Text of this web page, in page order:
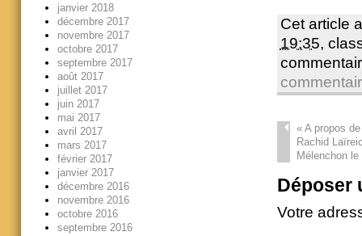
Cet article
19:35,
«A propos de
Rachid
Mélenchon
Déposer
Votre
janvier 2018
décembre 2017
novembre 2017
octobre 2017
septembre 2017
août 2017
juillet 2017
juin 2017
mai 2017
avril 2017
mars 2017
février 2017
janvier 2017
décembre 2016
novembre 2016
octobre 2016
septembre 2016